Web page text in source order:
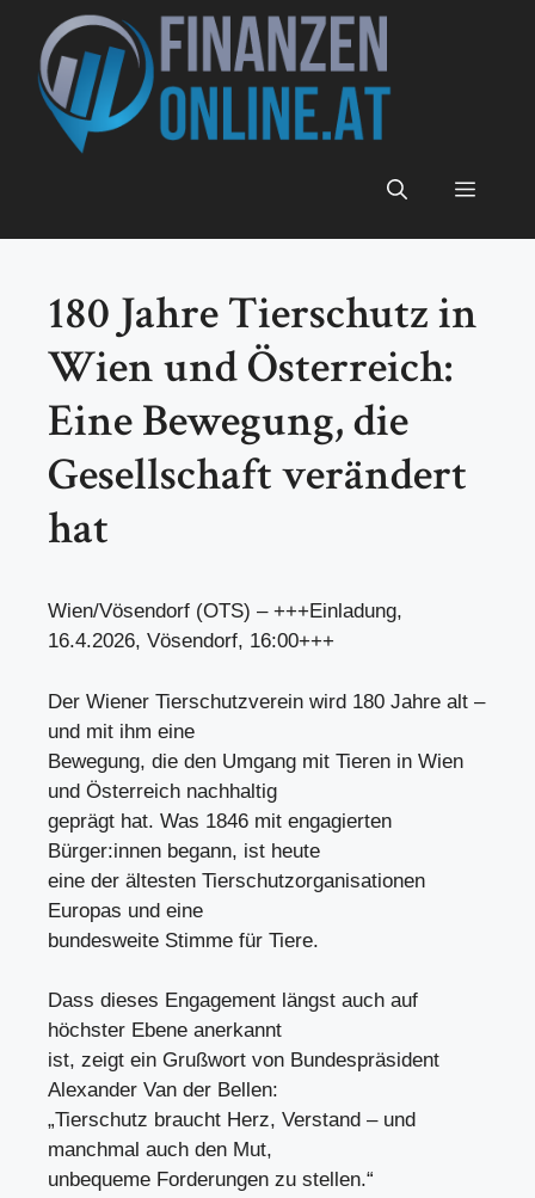
Inhalt
springen
Menü
180 Jahre Tierschutz in
Wien und Österreich:
Eine Bewegung, die
Gesellschaft verändert
hat
Wien/Vösendorf (OTS) – +++Einladung,
16.4.2026, Vösendorf, 16:00+++
Der Wiener Tierschutzverein wird 180 Jahre alt –
und mit ihm eine
Bewegung, die den Umgang mit Tieren in Wien
und Österreich nachhaltig
geprägt hat. Was 1846 mit engagierten
Bürger:innen begann, ist heute
eine der ältesten Tierschutzorganisationen
Europas und eine
bundesweite Stimme für Tiere.
Dass dieses Engagement längst auch auf
höchster Ebene anerkannt
ist, zeigt ein Grußwort von Bundespräsident
Alexander Van der Bellen:
„Tierschutz braucht Herz, Verstand – und
manchmal auch den Mut,
unbequeme Forderungen zu stellen.“